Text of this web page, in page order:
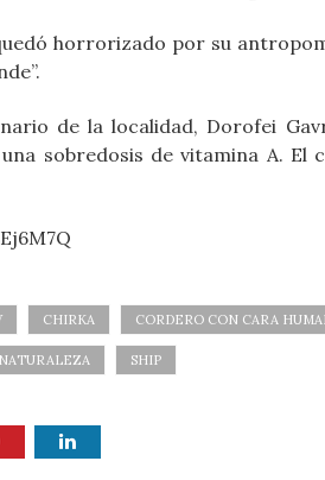
horrorizado por su
de la localidad, Dorofei
sobredosis de vitamina A. El
CHIRKA CORDERO CON CARA
SHIP